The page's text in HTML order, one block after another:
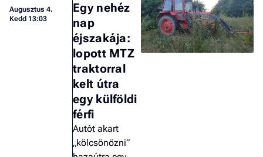
Augusztus 4.
Kedd 13:03
Egy nehéz
nap
éjszakája:
lopott MTZ
traktorral
kelt útra
egy külföldi
férfi
Autót akart
„kölcsönözni”